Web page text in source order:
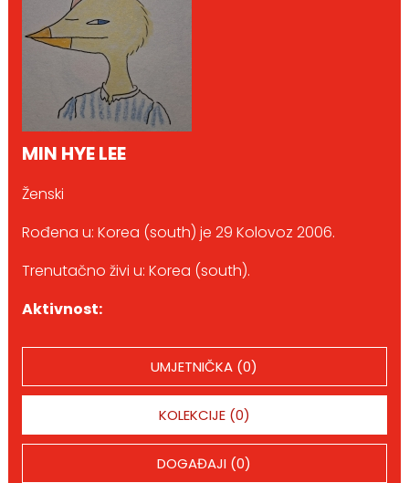
MIN HYE LEE
Ženski
Rođena u: Korea (south) je 29 Kolovoz 2006.
Trenutačno živi u: Korea (south).
Aktivnost:
UMJETNIČKA (0)
KOLEKCIJE (0)
DOGAĐAJI (0)